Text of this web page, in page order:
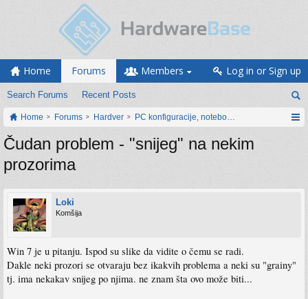
Home Forums
Search Forums Recent Posts
Members Log in or Sign up
Home Forums Hardver PC konfiguracije, notebook računari, servis
Čudan problem - "snijeg" na nekim
prozorima
Loki
Komšija
Win 7 je u pitanju. Ispod su slike da vidite o čemu se radi.
Dakle neki prozori se otvaraju bez ikakvih problema a neki su "grainy"
tj. ima nekakav snijeg po njima. ne znam šta ovo može biti...